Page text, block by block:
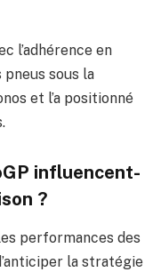
l’adhérence en
sous la
et l’a positionné
influencent-
?
performances des
la stratégie